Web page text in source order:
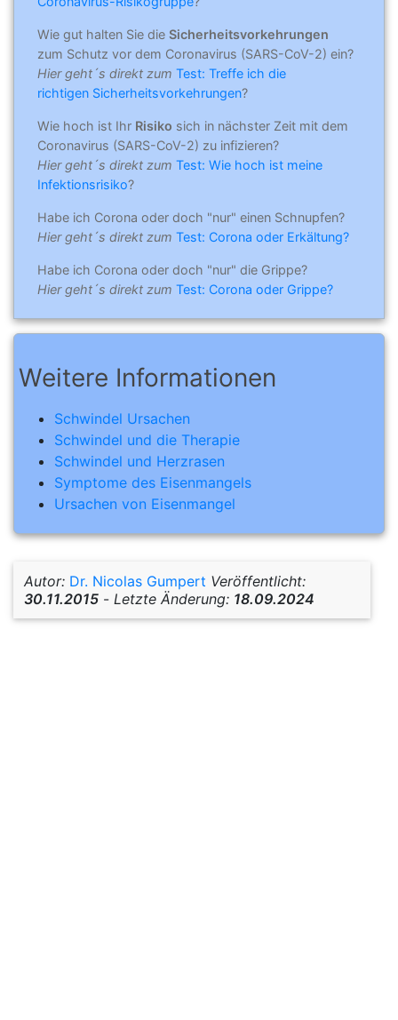
Wie gut halten Sie die Sicherheitsvorkehrungen
zum Schutz vor dem Coronavirus (SARS-CoV-2) ein?
Hier geht´s direkt zum Test: Treffe ich die
richtigen Sicherheitsvorkehrungen?
Wie hoch ist Ihr Risiko sich in nächster Zeit mit dem
Coronavirus (SARS-CoV-2) zu infizieren?
Hier geht´s direkt zum Test: Wie hoch ist meine
Infektionsrisiko?
Habe ich Corona oder doch "nur" einen Schnupfen?
Hier geht´s direkt zum Test: Corona oder Erkältung?
Habe ich Corona oder doch "nur" die Grippe?
Hier geht´s direkt zum Test: Corona oder Grippe?
Weitere Informationen
Schwindel Ursachen
Schwindel und die Therapie
Schwindel und Herzrasen
Symptome des Eisenmangels
Ursachen von Eisenmangel
Autor: Dr. Nicolas Gumpert Veröffentlicht:
30.11.2015 - Letzte Änderung: 18.09.2024